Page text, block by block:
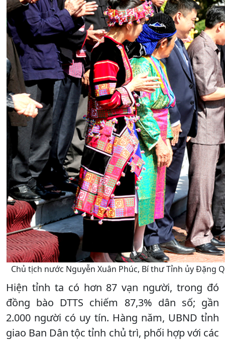
Chủ tịch nước Nguyễn Xuân Phúc, Bí thư Tỉnh ủy Đặng
Hiện tỉnh ta có hơn 87 vạn người, trong đó
đồng bào DTTS chiếm 87,3% dân số; gần
2.000 người có uy tín. Hàng năm, UBND tỉnh
giao Ban Dân tộc tỉnh chủ trì, phối hợp với các